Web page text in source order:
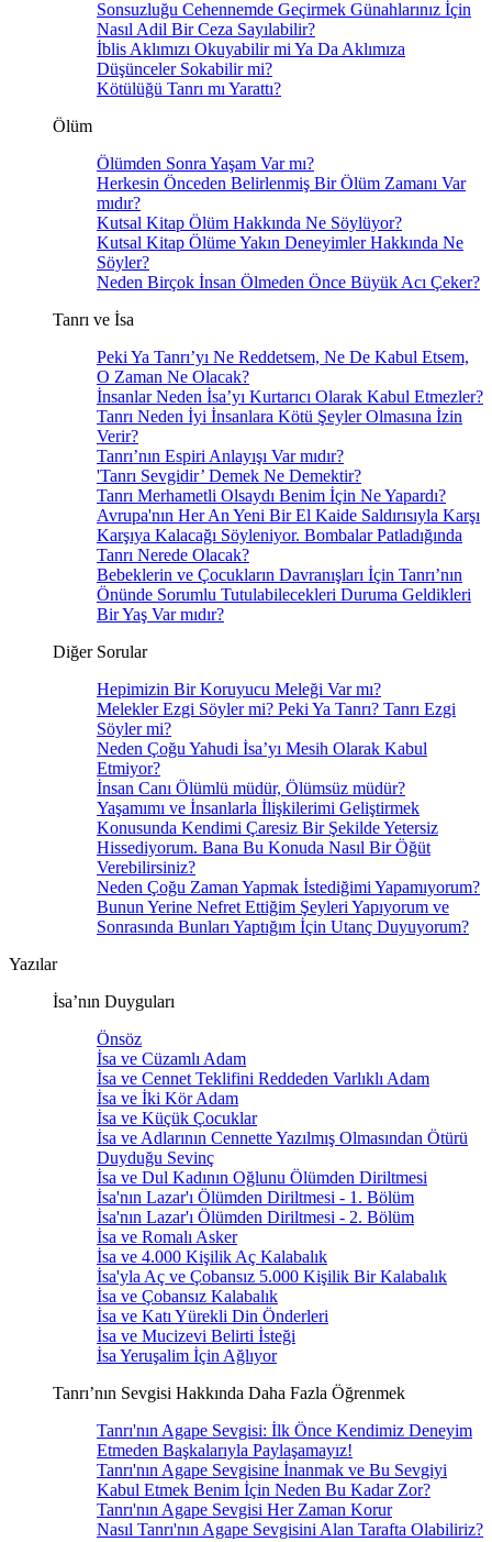
Sonsuzluğu Cehennemde Geçirmek Günahlarınız İçin
Nasıl Adil Bir Ceza Sayılabilir?
İblis Aklımızı Okuyabilir mi Ya Da Aklımıza
Düşünceler Sokabilir mi?
Kötülüğü Tanrı mı Yarattı?
Ölüm
Ölümden Sonra Yaşam Var mı?
Herkesin Önceden Belirlenmiş Bir Ölüm Zamanı Var
mıdır?
Kutsal Kitap Ölüm Hakkında Ne Söylüyor?
Kutsal Kitap Ölüme Yakın Deneyimler Hakkında Ne
Söyler?
Neden Birçok İnsan Ölmeden Önce Büyük Acı Çeker?
Tanrı ve İsa
Peki Ya Tanrı’yı Ne Reddetsem, Ne De Kabul Etsem,
O Zaman Ne Olacak?
İnsanlar Neden İsa’yı Kurtarıcı Olarak Kabul Etmezler?
Tanrı Neden İyi İnsanlara Kötü Şeyler Olmasına İzin
Verir?
Tanrı’nın Espiri Anlayışı Var mıdır?
'Tanrı Sevgidir’ Demek Ne Demektir?
Tanrı Merhametli Olsaydı Benim İçin Ne Yapardı?
Avrupa'nın Her An Yeni Bir El Kaide Saldırısıyla Karşı
Karşıya Kalacağı Söyleniyor. Bombalar Patladığında
Tanrı Nerede Olacak?
Bebeklerin ve Çocukların Davranışları İçin Tanrı’nın
Önünde Sorumlu Tutulabilecekleri Duruma Geldikleri
Bir Yaş Var mıdır?
Diğer Sorular
Hepimizin Bir Koruyucu Meleği Var mı?
Melekler Ezgi Söyler mi? Peki Ya Tanrı? Tanrı Ezgi
Söyler mi?
Neden Çoğu Yahudi İsa’yı Mesih Olarak Kabul
Etmiyor?
İnsan Canı Ölümlü müdür, Ölümsüz müdür?
Yaşamımı ve İnsanlarla İlişkilerimi Geliştirmek
Konusunda Kendimi Çaresiz Bir Şekilde Yetersiz
Hissediyorum. Bana Bu Konuda Nasıl Bir Öğüt
Verebilirsiniz?
Neden Çoğu Zaman Yapmak İstediğimi Yapamıyorum?
Bunun Yerine Nefret Ettiğim Şeyleri Yapıyorum ve
Sonrasında Bunları Yaptığım İçin Utanç Duyuyorum?
Yazılar
İsa’nın Duyguları
Önsöz
İsa ve Cüzamlı Adam
İsa ve Cennet Teklifini Reddeden Varlıklı Adam
İsa ve İki Kör Adam
İsa ve Küçük Çocuklar
İsa ve Adlarının Cennette Yazılmış Olmasından Ötürü
Duyduğu Sevinç
İsa ve Dul Kadının Oğlunu Ölümden Diriltmesi
İsa'nın Lazar'ı Ölümden Diriltmesi - 1. Bölüm
İsa'nın Lazar'ı Ölümden Diriltmesi - 2. Bölüm
İsa ve Romalı Asker
İsa ve 4.000 Kişilik Aç Kalabalık
İsa'yla Aç ve Çobansız 5.000 Kişilik Bir Kalabalık
İsa ve Çobansız Kalabalık
İsa ve Katı Yürekli Din Önderleri
İsa ve Mucizevi Belirti İsteği
İsa Yeruşalim İçin Ağlıyor
Tanrı’nın Sevgisi Hakkında Daha Fazla Öğrenmek
Tanrı'nın Agape Sevgisi: İlk Önce Kendimiz Deneyim
Etmeden Başkalarıyla Paylaşamayız!
Tanrı'nın Agape Sevgisine İnanmak ve Bu Sevgiyi
Kabul Etmek Benim İçin Neden Bu Kadar Zor?
Tanrı'nın Agape Sevgisi Her Zaman Korur
Nasıl Tanrı'nın Agape Sevgisini Alan Tarafta Olabiliriz?